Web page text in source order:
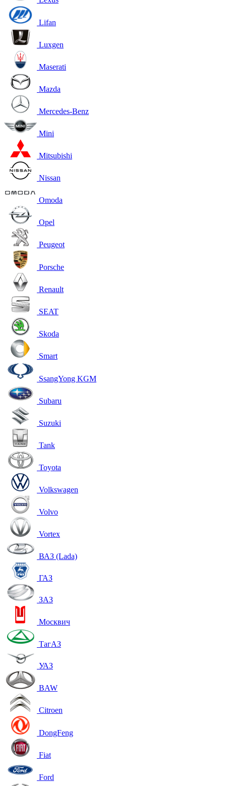
Lifan
Luxgen
Maserati
Mazda
Mercedes-Benz
Mini
Mitsubishi
Nissan
Omoda
Opel
Peugeot
Porsche
Renault
SEAT
Skoda
Smart
SsangYong KGM
Subaru
Suzuki
Tank
Toyota
Volkswagen
Volvo
Vortex
ВАЗ (Lada)
ГАЗ
ЗАЗ
Москвич
ТагАЗ
УАЗ
BAW
Citroen
DongFeng
Fiat
Ford